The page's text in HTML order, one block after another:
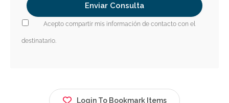
Acepto compartir mis información de contacto con el
destinatario.
Login To Bookmark Items